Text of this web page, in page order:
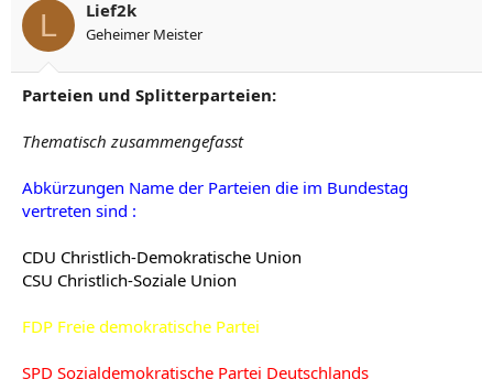
L Lief2k
Geheimer Meister
Parteien und Splitterparteien:
Thematisch zusammengefasst
Abkürzungen Name der Parteien die im Bundestag
vertreten sind :
CDU Christlich-Demokratische Union
CSU Christlich-Soziale Union
FDP Freie demokratische Partei
SPD Sozialdemokratische Partei Deutschlands